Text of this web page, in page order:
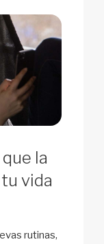
la
vida
rutinas,